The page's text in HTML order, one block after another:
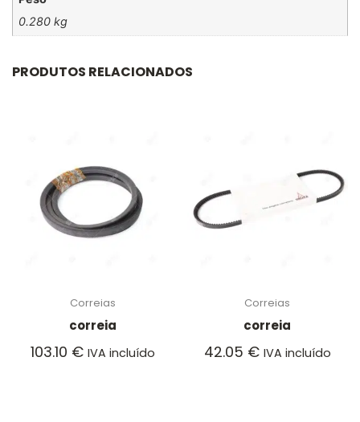
0.280 kg
PRODUTOS RELACIONADOS
Correias
correia
103.10 € IVA incluído
Correias
correia
42.05 € IVA incluído